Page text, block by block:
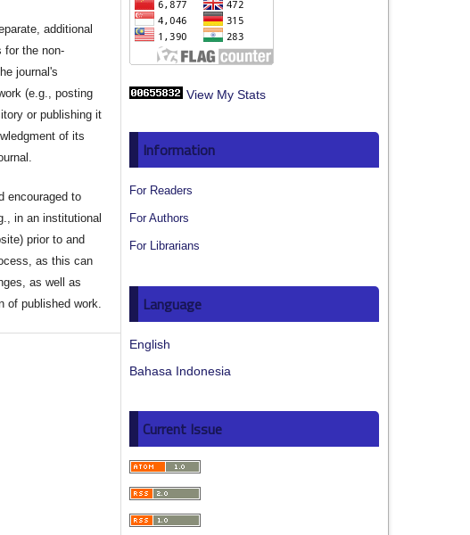
additional
for the non-
journal's
(e.g., posting
or publishing it
of its
encouraged to
in an institutional
prior to and
as this can
as well as
of published work.
View My Stats
Information
For Readers
For Authors
For Librarians
Language
English
Bahasa Indonesia
Current Issue